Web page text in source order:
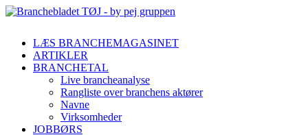
LÆS BRANCHEMAGASINET
ARTIKLER
BRANCHETAL
Live brancheanalyse
Rangliste over branchens aktører
Navne
Virksomheder
JOBBØRS